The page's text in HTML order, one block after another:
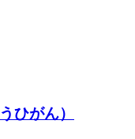
ひがん）